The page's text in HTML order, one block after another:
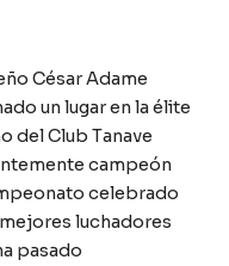
César Adame
un lugar en la élite
del Club Tanave
campeón
celebrado
luchadores
pasado